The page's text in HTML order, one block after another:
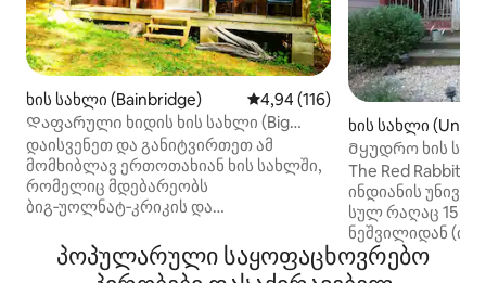
ხის სახლი (Bainbridge) საშუალო შეფასებაა 5‑დან
4,94 (116)
Დაფარული ხიდის ხის სახლი (Big
Walnut Creek-ზე)
დაისვენეთ და განიტვირთეთ ამ
მომხიბლავ ერთოთახიან ხის სახლში,
რომელიც მდებარეობს
ბიგ‑უოლნატ‑კრიკის და
მახლობლად. დაიჭირეთ თევზი,
ივარჯიშეთ კაიაკით ან იცურავეთ;
ხის სახლი
Მყუდრო ხის
ახლოს 1
The Red Rabbit
ინდიანის
სულ რაღაც 15
ნეშვილიდან
20 წუთის
დიზაინის მქონე
პოპულარული საყოფაცხოვრებო